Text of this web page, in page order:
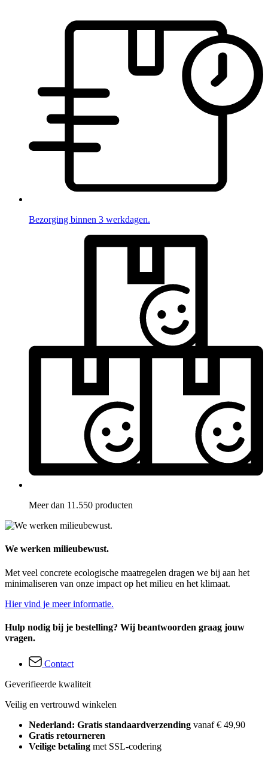
Bezorging binnen 3 werkdagen.
Meer dan 11.550 producten
We werken milieubewust.
Met veel concrete ecologische maatregelen dragen we bij aan het
minimaliseren van onze impact op het milieu en het klimaat.
Hier vind je meer informatie.
Hulp nodig bij je bestelling? Wij beantwoorden graag jouw
vragen.
Contact
Geverifieerde kwaliteit
Veilig en vertrouwd winkelen
Nederland: Gratis standaardverzending vanaf € 49,90
Gratis retourneren
Veilige betaling met SSL-codering